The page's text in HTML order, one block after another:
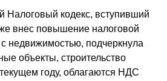
Налоговый кодекс, вступивший
внес повышение налоговой
с недвижимостью, подчеркнула
объекты, строительство
году, облагаются НДС